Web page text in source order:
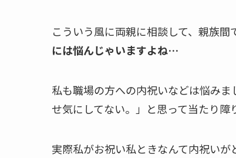
こういう風に両親に相談して、親族間
には悩んじゃいますよね…
私も職場の方への内祝いなどは悩み
せ気にしてない。」と思って当たり障
実際私がお祝い私ときなんて内祝いが